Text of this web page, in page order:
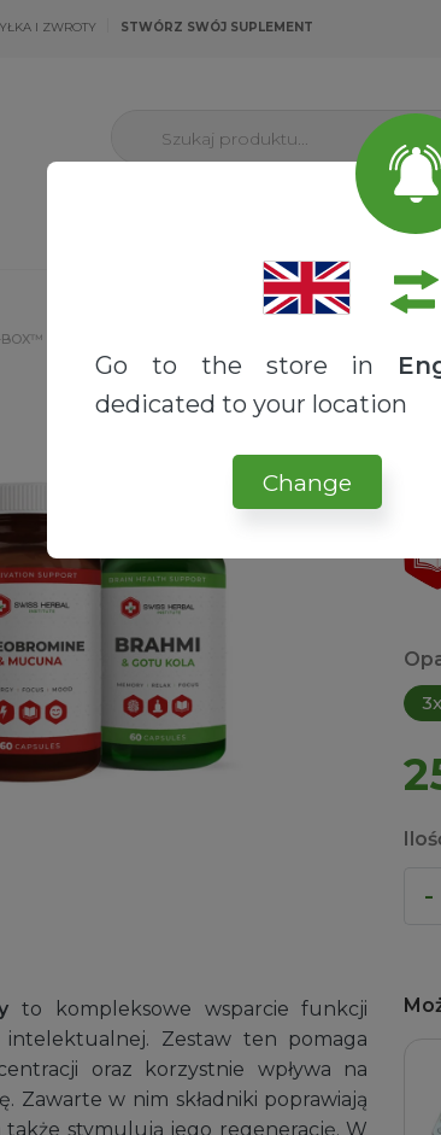
Go to the store in
dedicated to your location
Change
I ZWROTY STWÓRZ SWÓJ SUPLEMENT
Szukaj produktu...
USŁUGI
BOX™ Herbal Synergy
to kompleksowe wsparcie funkcji
Zestaw ten pomaga
oraz korzystnie wpływa na
Zawarte w nim składniki poprawiają
stymulują jego regenerację. W
wilgoci
przed wilgocią